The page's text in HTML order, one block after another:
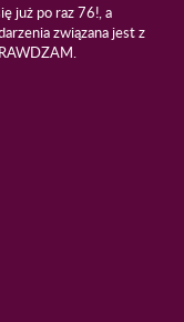
już po raz 76!, a
związana jest z